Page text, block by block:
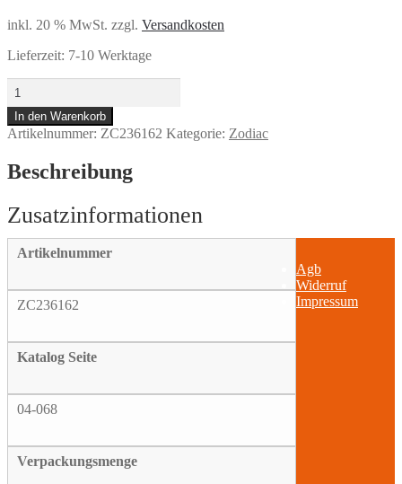
inkl. 20 % MwSt. zzgl. Versandkosten
Lieferzeit: 7-10 Werktage
10pck
Shrink
socket
tube
Menge
In den Warenkorb
Artikelnummer: ZC236162 Kategorie: Zodiac
Beschreibung
Artikelnummer
ZC236162
Katalog Seite
04-068
Verpackungsmenge
Agb
Widerruf
Impressum